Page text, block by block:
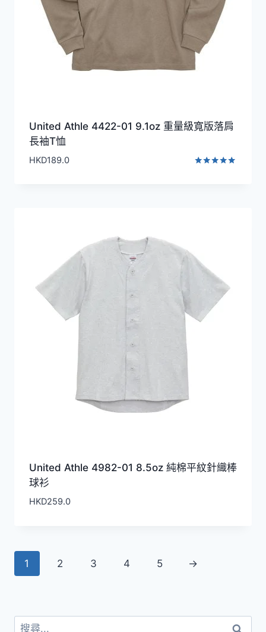
United Athle 4422-01 9.1oz 重量級寬版落肩
長袖T恤
HKD189.0
United Athle 4982-01 8.5oz 純棉平紋針織棒
球衫
HKD259.0
1 2 3 4 5 →
搜